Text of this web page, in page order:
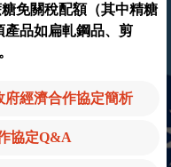
免關稅配額（其中精糖
產品如扁軋鋼品、剪
府經濟合作協定簡析
協定Q&A